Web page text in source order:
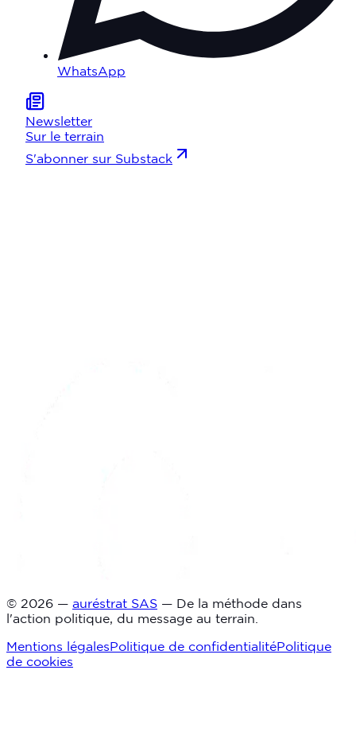
WhatsApp
Newsletter
Sur le terrain
S'abonner sur Substack
© 2026 — auréstrat SAS — De la méthode dans
l'action politique, du message au terrain.
Mentions légalesPolitique de confidentialitéPolitique
de cookies